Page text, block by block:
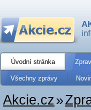
Úvodní stránka
Všechny zprávy
Akcie.cz»